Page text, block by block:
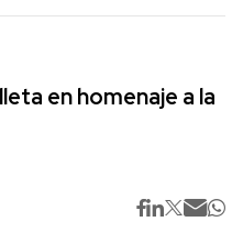
en homenaje a la